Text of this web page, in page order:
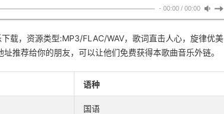
- 00:00 / 00:00
载，资源类型:MP3/FLAC/WAV，歌词直击人心，旋律优美
推荐给你的朋友，可以让他们免费获得本歌曲音乐外链。
语种
国语